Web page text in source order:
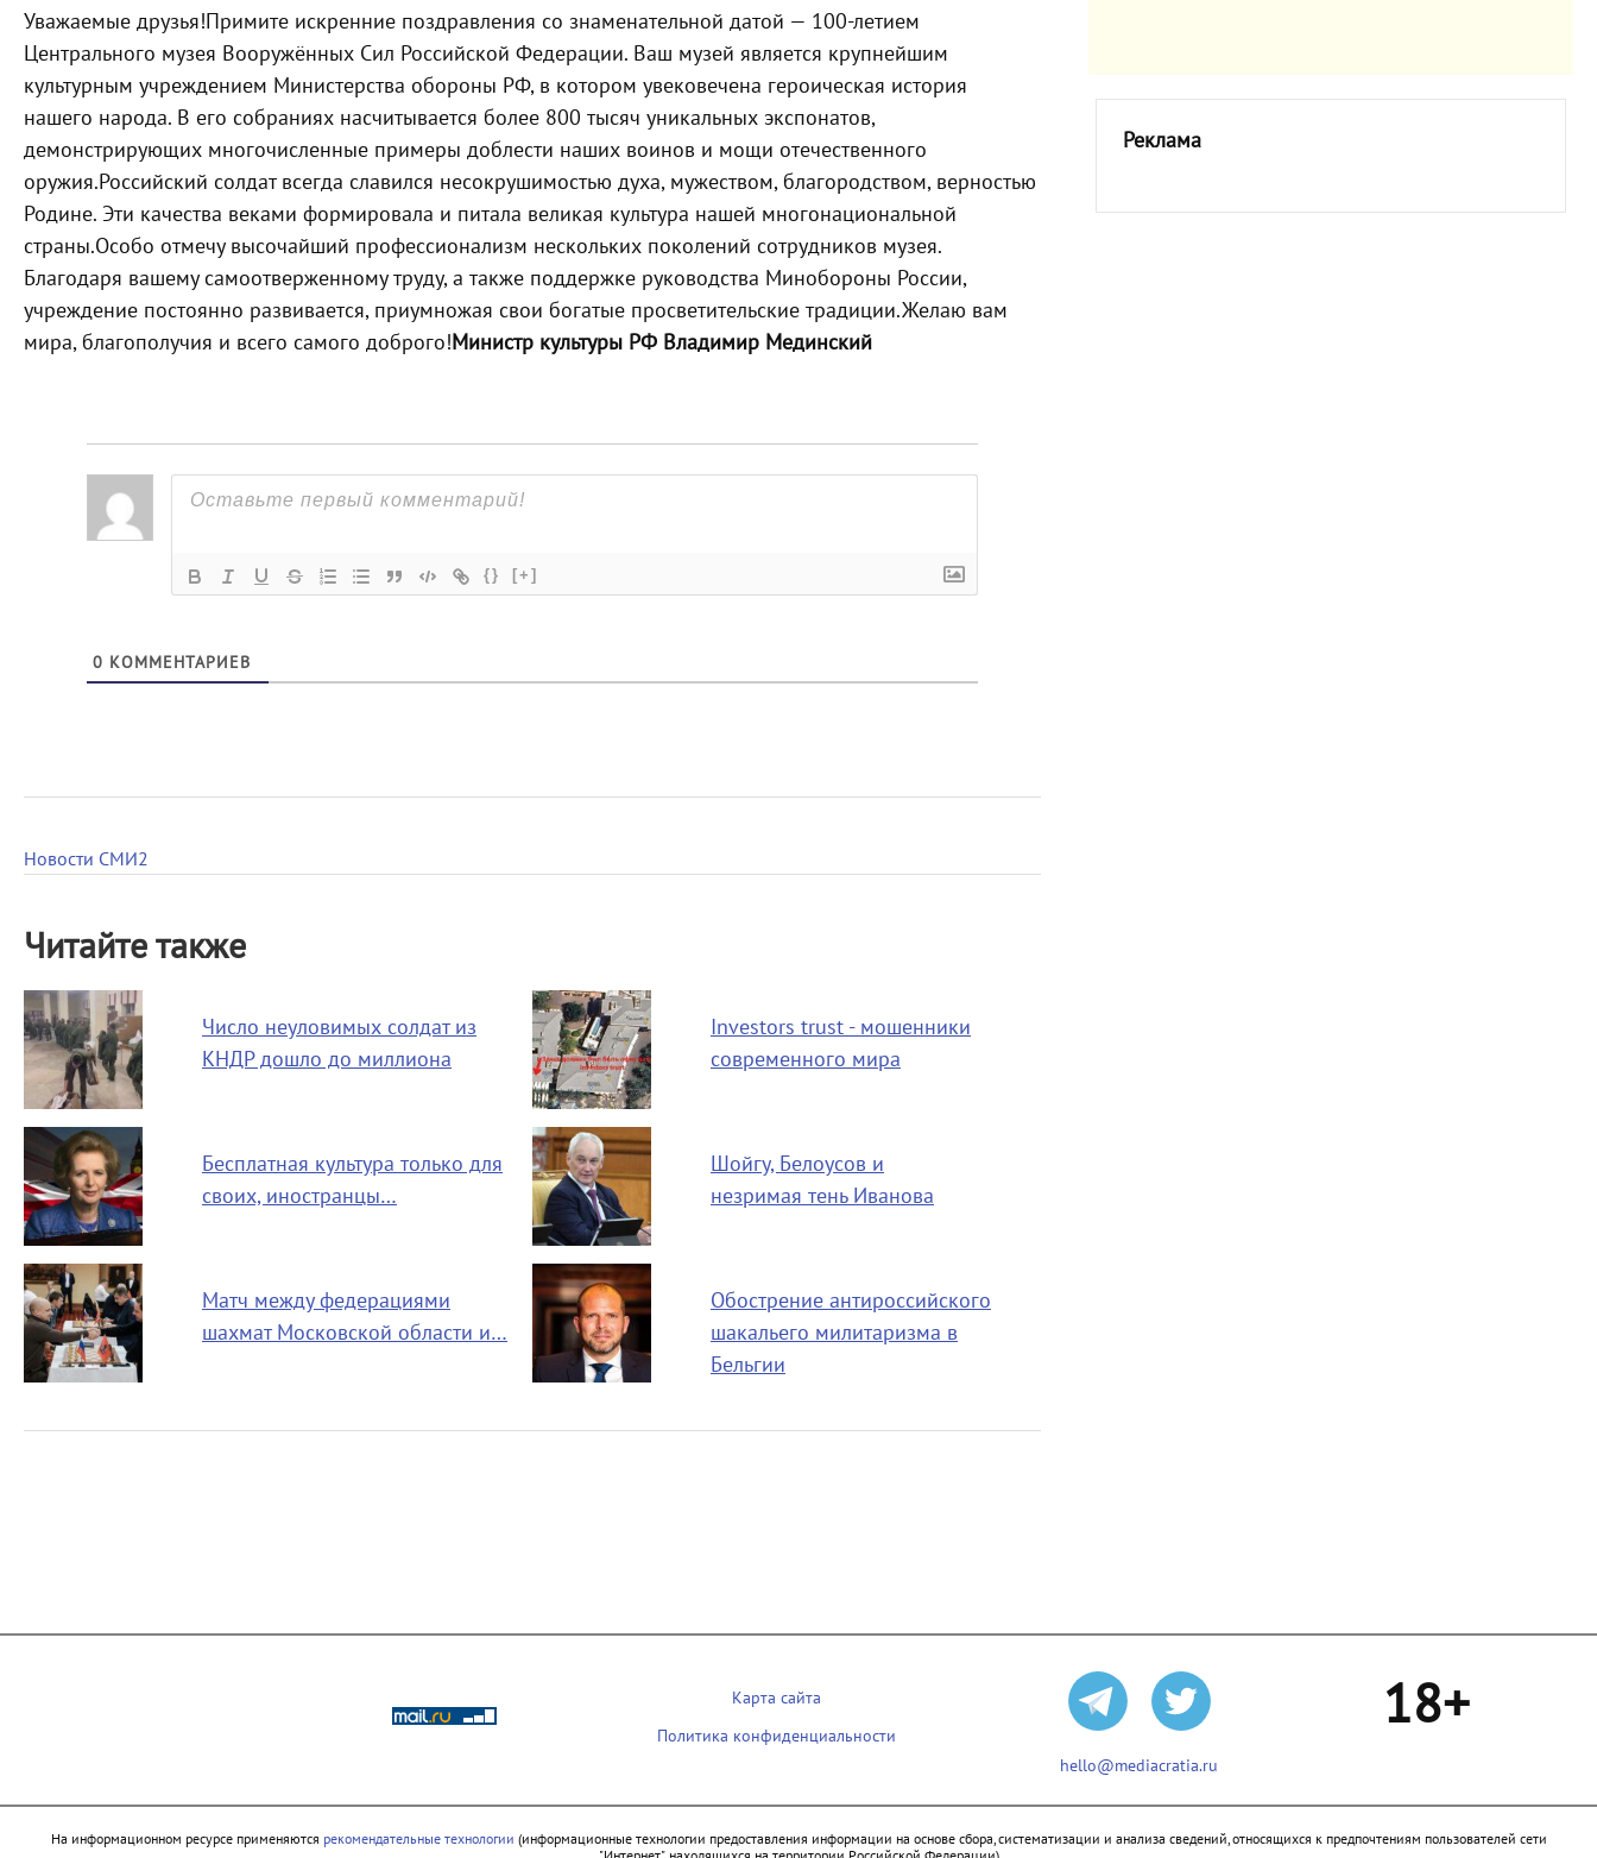
Уважаемые друзья!Примите искренние поздравления со знаменательной датой — 100-летием
Центрального музея Вооружённых Сил Российской Федерации. Ваш музей является крупнейшим
культурным учреждением Министерства обороны РФ, в котором увековечена героическая история
нашего народа. В его собраниях насчитывается более 800 тысяч уникальных экспонатов,
демонстрирующих многочисленные примеры доблести наших воинов и мощи отечественного
оружия.Российский солдат всегда славился несокрушимостью духа, мужеством, благородством, верностью
Родине. Эти качества веками формировала и питала великая культура нашей многонациональной
страны.Особо отмечу высочайший профессионализм нескольких поколений сотрудников музея.
Благодаря вашему самоотверженному труду, а также поддержке руководства Минобороны России,
учреждение постоянно развивается, приумножая свои богатые просветительские традиции.Желаю вам
мира, благополучия и всего самого доброго!Министр культуры РФ Владимир Мединский
{} [+]
0 КОММЕНТАРИЕВ
Новости СМИ2
Читайте также
Число неуловимых солдат из
КНДР дошло до миллиона
Investors trust - мошенники
современного мира
Бесплатная культура только для
своих, иностранцы…
Шойгу, Белоусов и
незримая тень Иванова
Матч между федерациями
шахмат Московской области и…
Обострение антироссийского
шакальего милитаризма в
Бельгии
Реклама
Карта сайта
Политика конфиденциальности
hello@mediacratia.ru
18+
На информационном ресурсе применяются рекомендательные технологии (информационные технологии предоставления информации на основе сбора, систематизации и анализа сведений, относящихся к предпочтениям пользователей сети